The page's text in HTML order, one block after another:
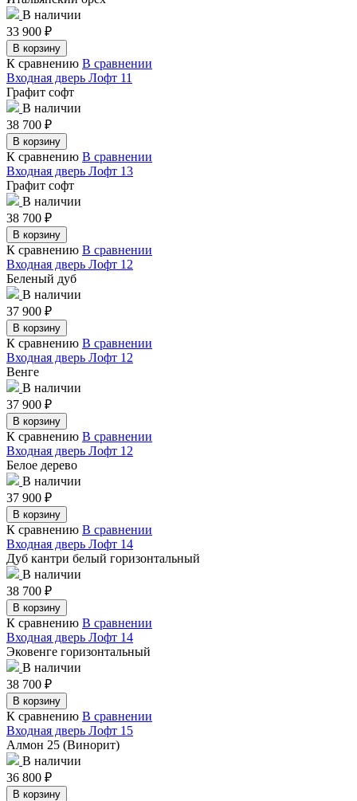
В наличии
33 900 ₽
В корзину
К сравнению В сравнении
Входная дверь Лофт 11
Графит софт
В наличии
38 700 ₽
В корзину
К сравнению В сравнении
Входная дверь Лофт 13
Графит софт
В наличии
38 700 ₽
В корзину
К сравнению В сравнении
Входная дверь Лофт 12
Беленый дуб
В наличии
37 900 ₽
В корзину
К сравнению В сравнении
Входная дверь Лофт 12
Венге
В наличии
37 900 ₽
В корзину
К сравнению В сравнении
Входная дверь Лофт 12
Белое дерево
В наличии
37 900 ₽
В корзину
К сравнению В сравнении
Входная дверь Лофт 14
Дуб кантри белый горизонтальный
В наличии
38 700 ₽
В корзину
К сравнению В сравнении
Входная дверь Лофт 14
Эковенге горизонтальный
В наличии
38 700 ₽
В корзину
К сравнению В сравнении
Входная дверь Лофт 15
Алмон 25 (Винорит)
В наличии
36 800 ₽
В корзину